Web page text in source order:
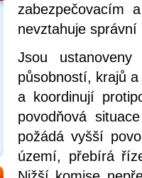
zabezpečovacím
nevztahuje správní
Jsou
působností, krajů
a koordinují
povodňová
požádá vyšší
území, přebírá